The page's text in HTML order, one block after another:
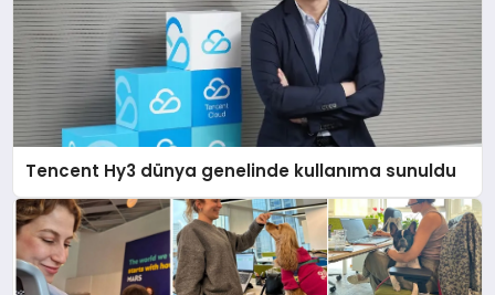
Tencent Hy3 dünya genelinde kullanıma sunuldu